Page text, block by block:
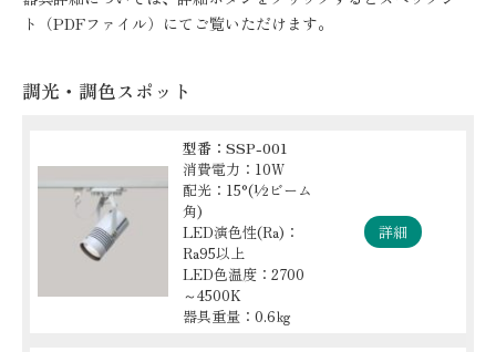
ト（PDFファイル）にてご覧いただけます。
調光・調色スポット
型番：SSP-001
消費電力：10W
配光：15°(½ビーム
角)
LED演色性(Ra)：
Ra95以上
LED色温度：2700
～4500K
器具重量：0.6㎏
詳細